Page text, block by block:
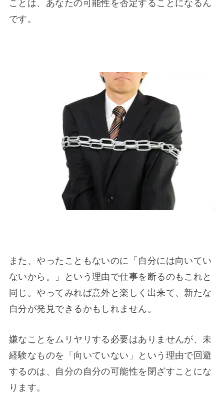
ことは、あなたの可能性を否定することになるん
です。
また、やったこともないのに「自分には向いてい
ないから。」という理由で仕事を断るのもこれと
同じ。やってみれば意外と楽しく出来て、新たな
自分が発見できるかもしれません。
嫌なことをムリヤリする必要はありませんが、未
経験なものを「向いていない」という理由で回避
するのは、自分の自分の可能性を閉ざすことにな
ります。